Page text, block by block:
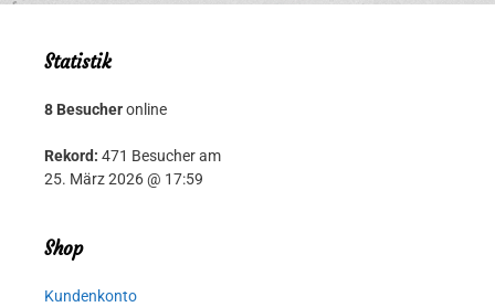
Statistik
8 Besucheronline
Rekord: 471 Besucher am
25. März 2026 @ 17:59
Shop
Kundenkonto